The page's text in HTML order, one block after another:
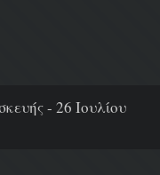
- 26 Ιουλίου